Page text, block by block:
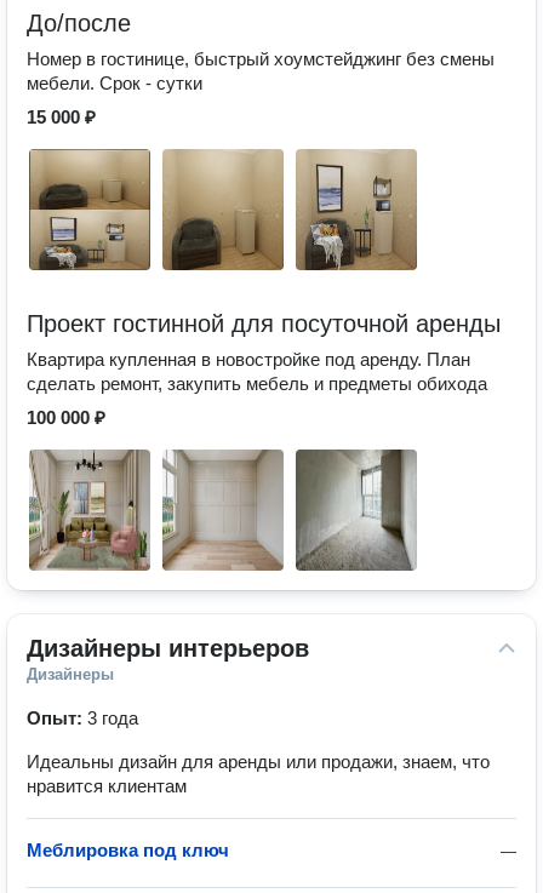
До/после
Номер в гостинице, быстрый хоумстейджинг без смены
мебели. Срок - сутки
15 000 ₽
Проект гостинной для посуточной аренды
Квартира купленная в новостройке под аренду. План
сделать ремонт, закупить мебель и предметы обихода
100 000 ₽
Дизайнеры интерьеров
Дизайнеры
Опыт: 3 года
Идеальны дизайн для аренды или продажи, знаем, что
нравится клиентам
—
Меблировка под ключ